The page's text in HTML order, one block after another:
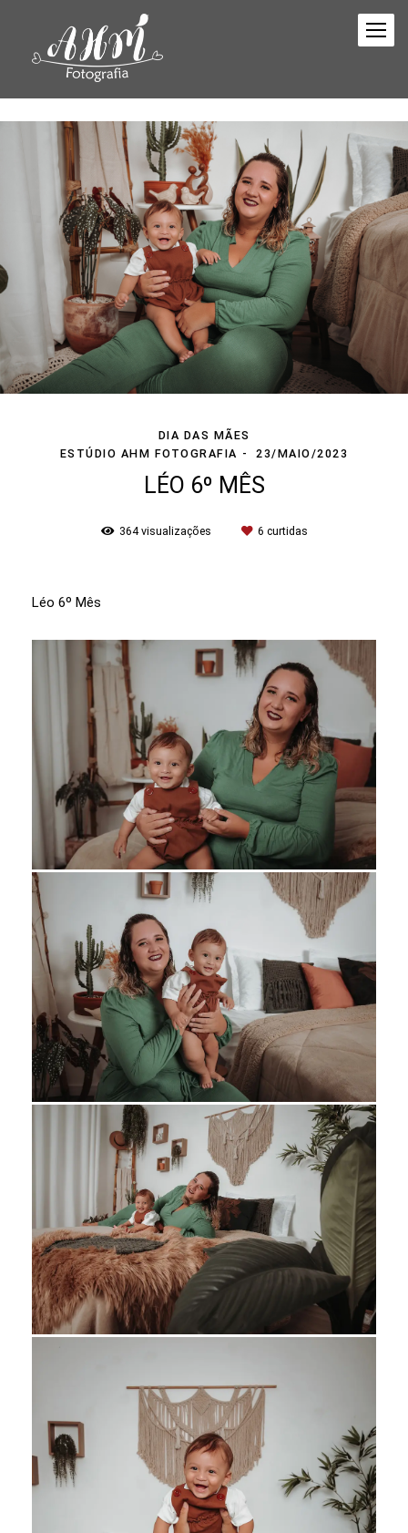
DIA DAS MÃES
ESTÚDIO AHM FOTOGRAFIA
23/MAIO/2023
LÉO 6º MÊS
364visualizações 6 curtidas
Léo 6º Mês